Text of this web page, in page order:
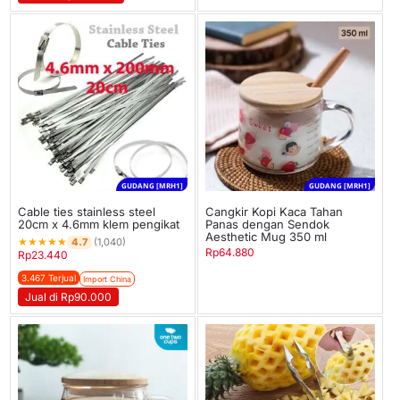
GUDANG [MRH1]
Cable ties stainless steel
20cm x 4.6mm klem pengikat
★★★★★ 4.7 (1,040)
Rp23.440
3.467 Terjual Import China
Jual di Rp90.000
GUDANG [MRH1]
Cangkir Kopi Kaca Tahan
Panas dengan Sendok
Aesthetic Mug 350 ml
Rp64.880